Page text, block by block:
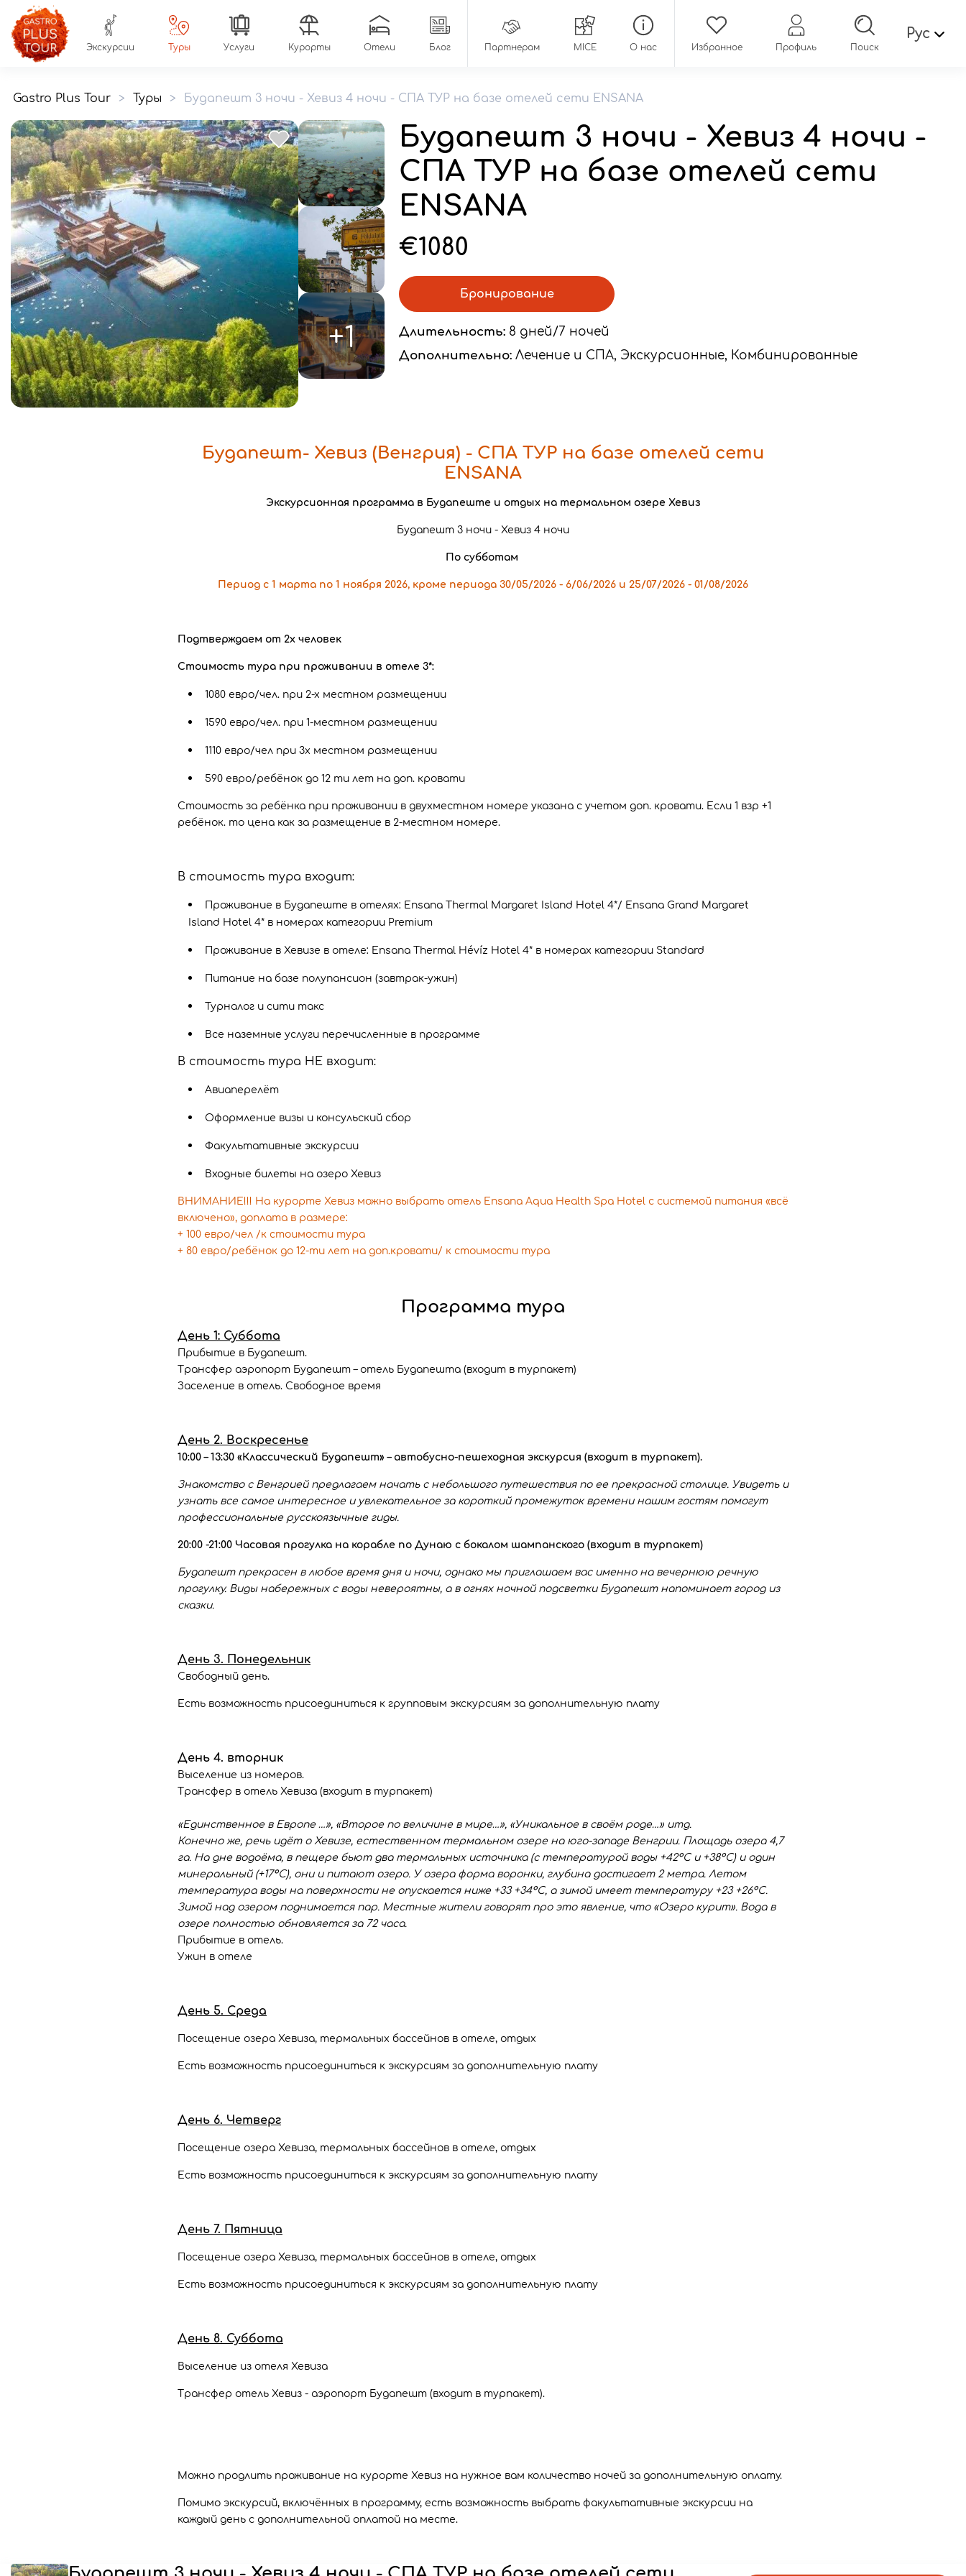
Экскурсии Туры Услуги Курорты Отели Блог Партнерам MICE О нас Избранное Профиль Поиск
Рус
Gastro Plus Tour > Туры > Будапешт 3 ночи - Хевиз 4 ночи - СПА ТУР на базе отелей сети ENSANA
+1
Будапешт 3 ночи - Хевиз 4 ночи -
СПА ТУР на базе отелей сети
ENSANA
€1080
Бронирование
Длительность: 8 дней/7 ночей
Дополнительно: Лечение и СПА, Экскурсионные, Комбинированные
Будапешт- Хевиз (Венгрия) - СПА ТУР на базе отелей сети
ENSANA
Экскурсионная программа в Будапеште и отдых на термальном озере Хевиз
Будапешт 3 ночи - Хевиз 4 ночи
По субботам
Период с 1 марта по 1 ноября 2026, кроме периода 30/05/2026 - 6/06/2026 и 25/07/2026 - 01/08/2026
Подтверждаем от 2х человек
Стоимость тура при проживании в отеле 3*:
1080 евро/чел. при 2-х местном размещении
1590 евро/чел. при 1-местном размещении
1110 евро/чел при 3х местном размещении
590 евро/ребёнок до 12 ти лет на доп. кровати
Стоимость за ребёнка при проживании в двухместном номере указана с учетом доп. кровати. Если 1 взр +1
ребёнок. то цена как за размещение в 2-местном номере.
В стоимость тура входит:
Проживание в Будапеште в отелях: Ensana Thermal Margaret Island Hotel 4*/ Ensana Grand Margaret
Island Hotel 4* в номерах категории Premium
Проживание в Хевизе в отеле: Ensana Thermal Hévíz Hotel 4* в номерах категории Standard
Питание на базе полупансион (завтрак-ужин)
Турналог и сити такс
Все наземные услуги перечисленные в программе
В стоимость тура НЕ входит:
Авиаперелёт
Оформление визы и консульский сбор
Факультативные экскурсии
Входные билеты на озеро Хевиз
ВНИМАНИЕ!!! На курорте Хевиз можно выбрать отель Ensana Aqua Health Spa Hotel с системой питания «всё
включено», доплата в размере:
+ 100 евро/чел /к стоимости тура
+ 80 евро/ребёнок до 12-ти лет на доп.кровати/ к стоимости тура
Программа тура
День 1: Суббота
Прибытие в Будапешт.
Трансфер аэропорт Будапешт – отель Будапешта (входит в турпакет)
Заселение в отель. Свободное время
День 2. Воскресенье
10:00 – 13:30 «Классический Будапешт» – автобусно-пешеходная экскурсия (входит в турпакет).
Знакомство с Венгрией предлагаем начать с небольшого путешествия по ее прекрасной столице. Увидеть и
узнать все самое интересное и увлекательное за короткий промежуток времени нашим гостям помогут
профессиональные русскоязычные гиды.
20:00 -21:00 Часовая прогулка на корабле по Дунаю с бокалом шампанского (входит в турпакет)
Будапешт прекрасен в любое время дня и ночи, однако мы приглашаем вас именно на вечернюю речную
прогулку. Виды набережных с воды невероятны, а в огнях ночной подсветки Будапешт напоминает город из
сказки.
День 3. Понедельник
Свободный день.
Есть возможность присоединиться к групповым экскурсиям за дополнительную плату
День 4. вторник
Выселение из номеров.
Трансфер в отель Хевиза (входит в турпакет)
«Единственное в Европе …», «Второе по величине в мире…», «Уникальное в своём роде…» итд.
Конечно же, речь идёт о Хевизе, естественном термальном озере на юго-западе Венгрии. Площадь озера 4,7
га. На дне водоёма, в пещере бьют два термальных источника (с температурой воды +42°С и +38°С) и один
минеральный (+17°С), они и питают озеро. У озера форма воронки, глубина достигает 2 метра. Летом
температура воды на поверхности не опускается ниже +33 +34°С, а зимой имеет температуру +23 +26°С.
Зимой над озером поднимается пар. Местные жители говорят про это явление, что «Озеро курит». Вода в
озере полностью обновляется за 72 часа.
Прибытие в отель.
Ужин в отеле
День 5. Среда
Посещение озера Хевиза, термальных бассейнов в отеле, отдых
Есть возможность присоединиться к экскурсиям за дополнительную плату
День 6. Четверг
Посещение озера Хевиза, термальных бассейнов в отеле, отдых
Есть возможность присоединиться к экскурсиям за дополнительную плату
День 7. Пятница
Посещение озера Хевиза, термальных бассейнов в отеле, отдых
Есть возможность присоединиться к экскурсиям за дополнительную плату
День 8. Суббота
Выселение из отеля Хевиза
Трансфер отель Хевиз - аэропорт Будапешт (входит в турпакет).
Можно продлить проживание на курорте Хевиз на нужное вам количество ночей за дополнительную оплату.
Помимо экскурсий, включённых в программу, есть возможность выбрать факультативные экскурсии на
каждый день с дополнительной оплатой на месте.